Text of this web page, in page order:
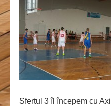
Sfertul 3 îl începem cu